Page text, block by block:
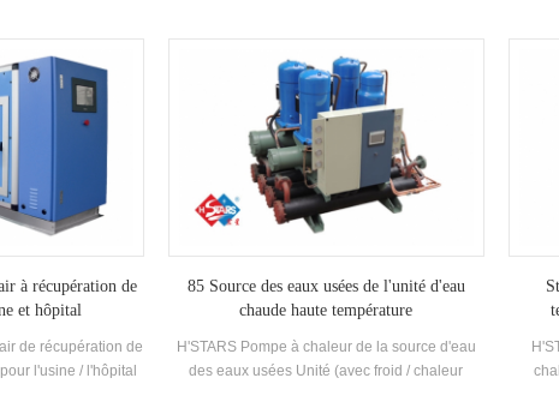
à récupération de
et hôpital
de récupération de
l'usine / l'hôpital
85 Source des eaux usées de l'unité d'eau
chaude haute température
H'STARS Pompe à chaleur de la source d'eau
des eaux usées Unité (avec froid / chaleur